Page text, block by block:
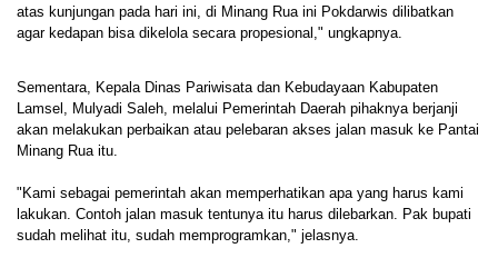
atas kunjungan pada hari ini, di Minang Rua ini Pokdarwis dilibatkan
agar kedapan bisa dikelola secara propesional," ungkapnya.
Sementara, Kepala Dinas Pariwisata dan Kebudayaan Kabupaten
Lamsel, Mulyadi Saleh, melalui Pemerintah Daerah pihaknya berjanji
akan melakukan perbaikan atau pelebaran akses jalan masuk ke Pantai
Minang Rua itu.
"Kami sebagai pemerintah akan memperhatikan apa yang harus kami
lakukan. Contoh jalan masuk tentunya itu harus dilebarkan. Pak bupati
sudah melihat itu, sudah memprogramkan," jelasnya.